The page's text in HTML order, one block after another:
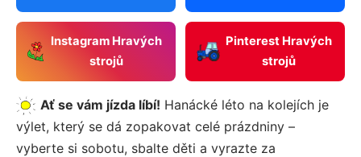
Instagram Hravých
strojů
Pinterest Hravých
strojů
Ať se vám jízda líbí! Hanácké léto na kolejích je
výlet, který se dá zopakovat celé prázdniny –
vyberte si sobotu, sbalte děti a vyrazte za